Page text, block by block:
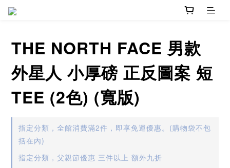
THE NORTH FACE 男款
外星人 小厚磅 正反圖案 短
TEE (2色) (寬版)
指定分類，全館消費滿2件，即享免運優惠。(購物袋不包
括在內)
指定分類，父親節優惠 三件以上 額外九折